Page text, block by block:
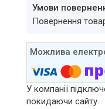
повернення
У компанії
покидаючи сайту.